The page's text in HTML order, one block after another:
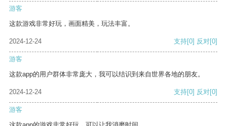
游客
这款游戏非常好玩，画面精美，玩法丰富。
2024-12-24 支持[0] 反对[0]
游客
这款app的用户群体非常庞大，我可以结识到来自世界各地的朋友。
2024-12-24 支持[0] 反对[0]
游客